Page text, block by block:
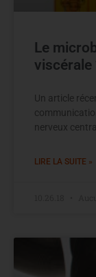
Le
viscérale
Un article
nerveux
LIRE LA SUITE »